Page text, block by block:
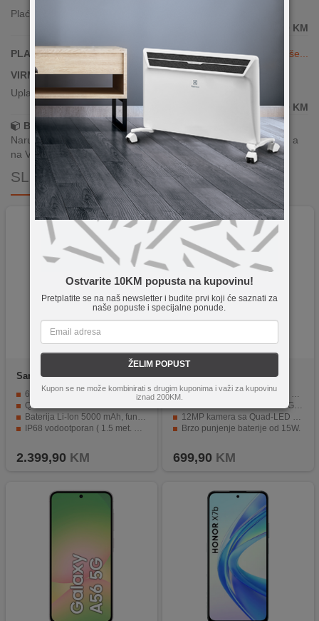
Ostvarite 10KM popusta na kupovinu!
Pretplatite se na naš newsletter i budite prvi koji će saznati za
naše popuste i specijalne ponude.
ŽELIM POPUST
Kupon se ne može kombinirati s drugim kuponima i važi za kupovinu
iznad 200KM.
Plaćanje karticama(sve banke)
KM
PLAĆANJE KARTICAMA DO 24 RATE
Vidi više...
VIRMANSKO PLAĆANJE
Uplata po predračunu putem banke
399,00
KM
Brza dostava!
Narudžbe zaprimljene radnim danima do 13h šaljemo isti dan, a
na Vašoj adresi paket je već za 24–48h.
SLIČNI PROIZVODI
Samsung Galaxy S26 Ultra
12GB/256GB Blue
6.9" Dynamic LTPO AMOLED 2X, 120Hz, HDR10+, 2600 nits
Quad kamera 200 / 10 / 50 / 50 Mpixel, Selfie 12 Mpixel
Baterija Li-Ion 5000 mAh, funkcija brzo punjenje 60 W
IP68 vodootporan ( 1.5 met. do 30 min. )
2.399,90 KM
Apple iPhone XR 64GB
Black
Veliki 6.1" Liquid Retina IPS LCD ekran.
Moćan CPU Hexa-core 2.5 GHz.
12MP kamera sa Quad-LED blicem.
Brzo punjenje baterije od 15W.
699,90 KM